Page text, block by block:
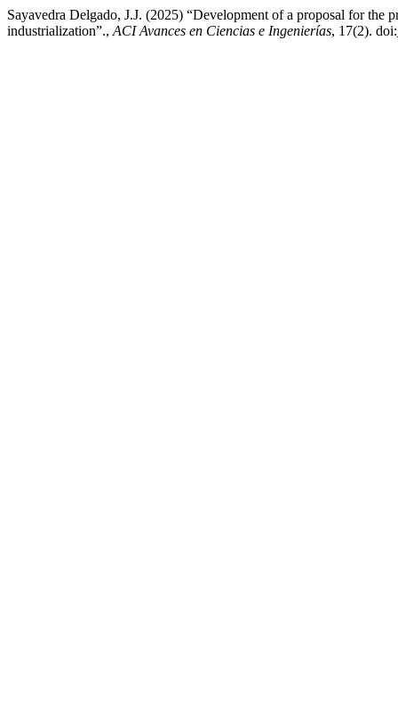
Sayavedra Delgado, J.J. (2025) “Development of a proposal for
industrialization”., ACI Avances en Ciencias e Ingenierías, 17(2). doi: